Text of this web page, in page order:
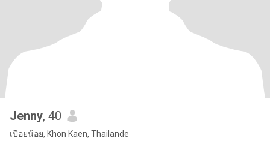
Jenny, 40
เปือยน้อย, Khon Kaen, Thailande